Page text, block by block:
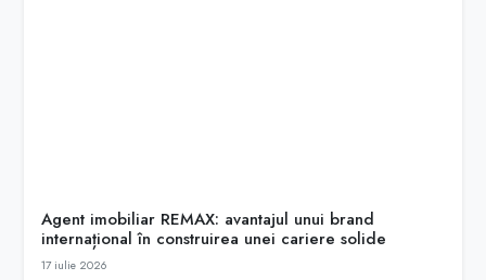
Agent imobiliar REMAX: avantajul unui brand
internațional în construirea unei cariere solide
17 iulie 2026